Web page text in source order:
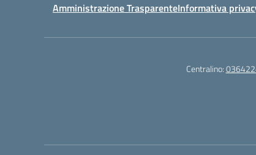
Amministrazione TrasparenteInformativa
Centralino: